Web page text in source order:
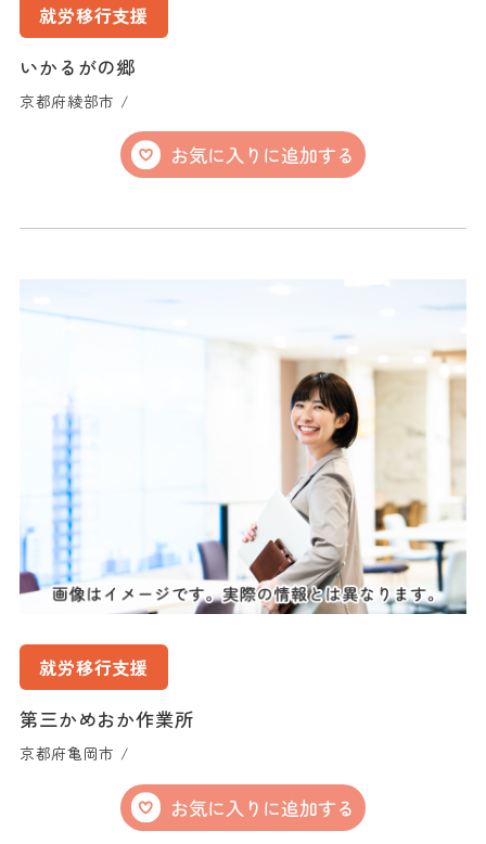
就労移行支援
いかるがの郷
京都府綾部市 /
お気に入りに追加する
就労移行支援
第三かめおか作業所
京都府亀岡市 /
お気に入りに追加する